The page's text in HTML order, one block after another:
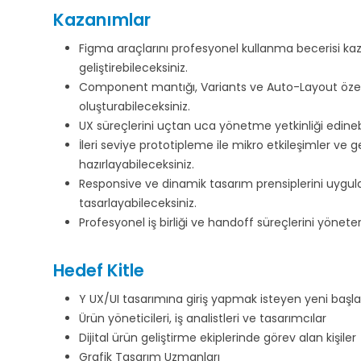
Kazanımlar
Figma araçlarını profesyonel kullanma becerisi
geliştirebileceksiniz.
Component mantığı, Variants ve Auto-Layout
oluşturabileceksiniz.
UX süreçlerini uçtan uca yönetme yetkinliği
İleri seviye prototipleme ile mikro etkileşimler ve
hazırlayabileceksiniz.
Responsive ve dinamik tasarım prensiplerini
tasarlayabileceksiniz.
Profesyonel iş birliği ve handoff süreçlerini
Hedef Kitle
Y UX/UI tasarımına giriş yapmak isteyen yeni
Ürün yöneticileri, iş analistleri ve tasarımcılar
Dijital ürün geliştirme ekiplerinde görev alan kişiler
Grafik Tasarım Uzmanları